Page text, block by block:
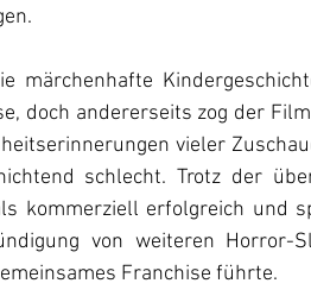
märchenhafte
doch andererseits zog der
vieler
schlecht. Trotz der
kommerziell erfolgreich und
von weiteren Horror-
Franchise führte.